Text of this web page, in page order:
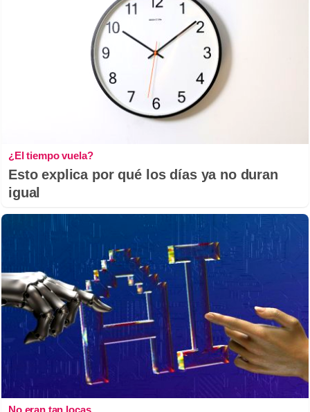
¿El tiempo vuela?
Esto explica por qué los días ya no duran
igual
No eran tan locas